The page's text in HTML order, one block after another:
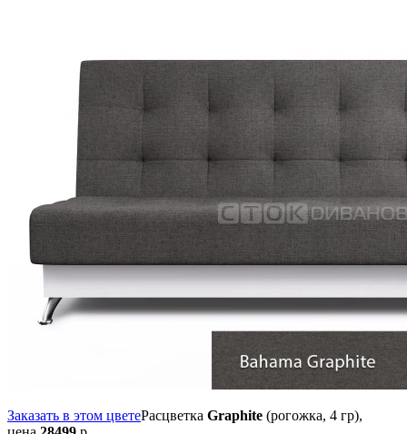
Заказать в этом цветеРасцветка Graphite (рогожка, 4 гр),